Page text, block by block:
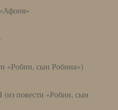
«Робин, сын Робина»)
повести «Робин, сын